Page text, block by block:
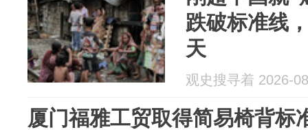
跌破标准线
天
观史搜寻着 2026-
厦门福雅工贸取得简易椅背标